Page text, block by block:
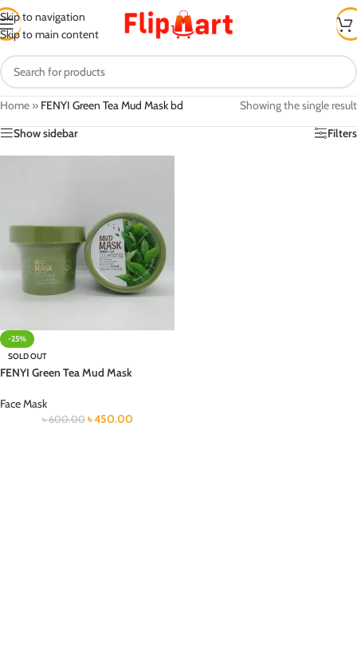
Skip to navigation
Skip to main content
Home » FENYI Green Tea Mud Mask bd
Showing the single result
Show sidebar
Filters
-25%
SOLD OUT
FENYI Green Tea Mud Mask
Face Mask
৳600.00 ৳450.00